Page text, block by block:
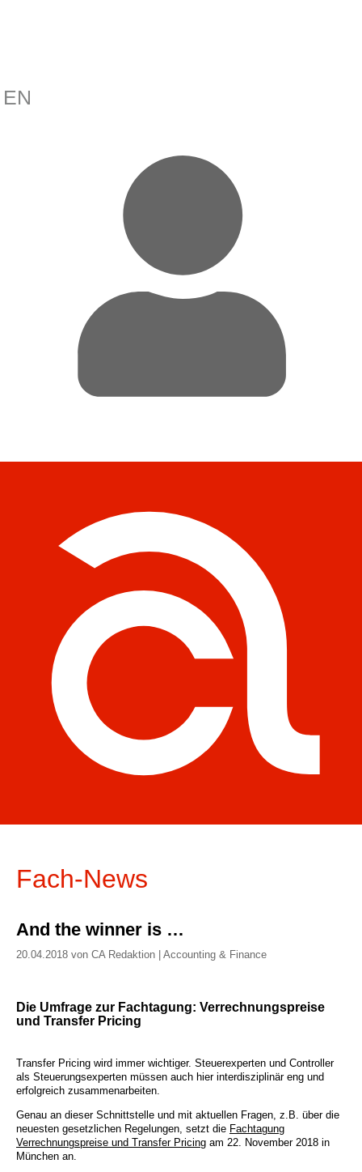
Fach-News
And the winner is …
20.04.2018 von CA Redaktion | Accounting & Finance
Die Umfrage zur Fachtagung: Verrechnungspreise
und Transfer Pricing
Transfer Pricing wird immer wichtiger. Steuerexperten und Controller
als Steuerungsexperten müssen auch hier interdisziplinär eng und
erfolgreich zusammenarbeiten.
Genau an dieser Schnittstelle und mit aktuellen Fragen, z.B. über die
neuesten gesetzlichen Regelungen, setzt die Fachtagung
Verrechnungspreise und Transfer Pricing am 22. November 2018 in
München an.